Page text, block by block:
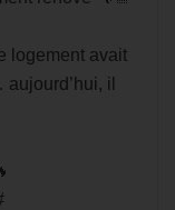
logement avait
il